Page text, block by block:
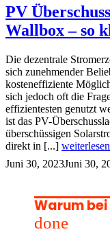
PV
Wallbox – so
Die dezentrale
sich zunehmender
kosteneffiziente
sich jedoch oft die
effizientesten genutzt
ist das PV-
überschüssigen
direkt in [...] weiterlesen
Juni 30, 2023Juni 30,
Warum
done